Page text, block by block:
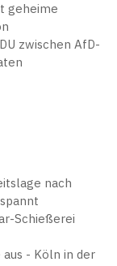
geheime
zwischen AfD-
nach
Schießerei
- Köln in der